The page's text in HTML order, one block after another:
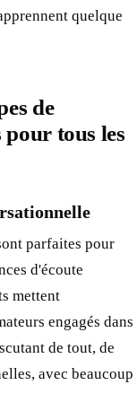
quelque
de
tous les
parfaites pour
d'écoute
mettent
engagés dans
de tout, de
avec beaucoup